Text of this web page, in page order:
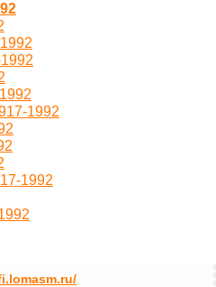
1992
1992